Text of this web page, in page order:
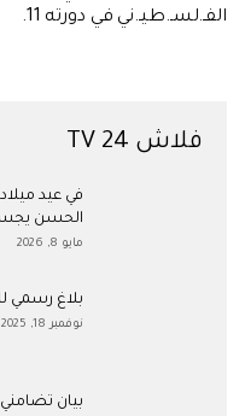
الفـ.لسـ.طيـ.ني في دورته 11.
فلاش 24 TV
في عيد
الحسن
مايو 8, 2026
بلاغ رسمي
نوفمبر 18, 2025
بيان